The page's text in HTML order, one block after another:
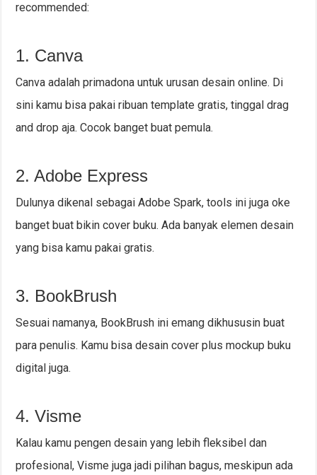
recommended:
1. Canva
Canva adalah primadona untuk urusan desain online. Di
sini kamu bisa pakai ribuan template gratis, tinggal drag
and drop aja. Cocok banget buat pemula.
2. Adobe Express
Dulunya dikenal sebagai Adobe Spark, tools ini juga oke
banget buat bikin cover buku. Ada banyak elemen desain
yang bisa kamu pakai gratis.
3. BookBrush
Sesuai namanya, BookBrush ini emang dikhususin buat
para penulis. Kamu bisa desain cover plus mockup buku
digital juga.
4. Visme
Kalau kamu pengen desain yang lebih fleksibel dan
profesional, Visme juga jadi pilihan bagus, meskipun ada